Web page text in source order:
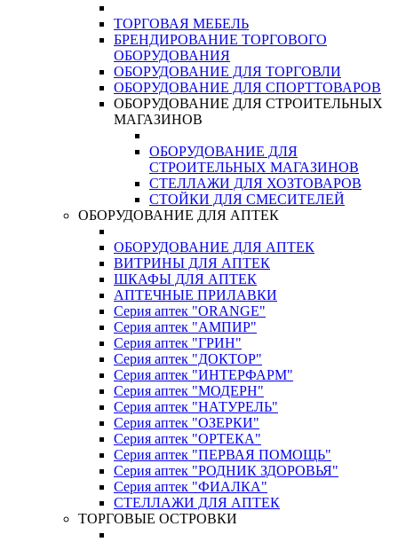
ТОРГОВАЯ МЕБЕЛЬ
БРЕНДИРОВАНИЕ ТОРГОВОГО
ОБОРУДОВАНИЯ
ОБОРУДОВАНИЕ ДЛЯ ТОРГОВЛИ
ОБОРУДОВАНИЕ ДЛЯ СПОРТТОВАРОВ
ОБОРУДОВАНИЕ ДЛЯ СТРОИТЕЛЬНЫХ
МАГАЗИНОВ
ОБОРУДОВАНИЕ ДЛЯ
СТРОИТЕЛЬНЫХ МАГАЗИНОВ
СТЕЛЛАЖИ ДЛЯ ХОЗТОВАРОВ
СТОЙКИ ДЛЯ СМЕСИТЕЛЕЙ
ОБОРУДОВАНИЕ ДЛЯ АПТЕК
ОБОРУДОВАНИЕ ДЛЯ АПТЕК
ВИТРИНЫ ДЛЯ АПТЕК
ШКАФЫ ДЛЯ АПТЕК
АПТЕЧНЫЕ ПРИЛАВКИ
Серия аптек "ORANGE"
Серия аптек "АМПИР"
Серия аптек "ГРИН"
Серия аптек "ДОКТОР"
Серия аптек "ИНТЕРФАРМ"
Серия аптек "МОДЕРН"
Серия аптек "НАТУРЕЛЬ"
Серия аптек "ОЗЕРКИ"
Серия аптек "ОРТЕКА"
Серия аптек "ПЕРВАЯ ПОМОЩЬ"
Серия аптек "РОДНИК ЗДОРОВЬЯ"
Серия аптек "ФИАЛКА"
СТЕЛЛАЖИ ДЛЯ АПТЕК
ТОРГОВЫЕ ОСТРОВКИ